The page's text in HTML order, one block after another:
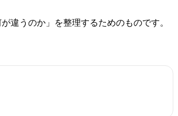
違うのか」を整理するためのものです。